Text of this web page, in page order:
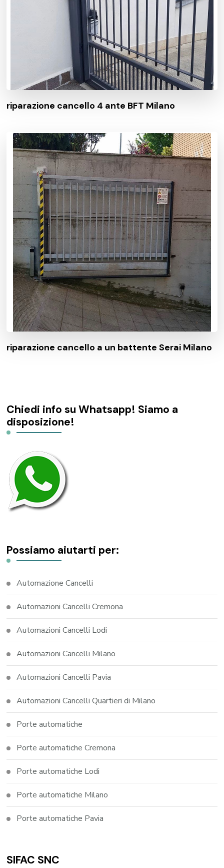
riparazione cancello 4 ante BFT Milano
riparazione cancello a un battente Serai Milano
Chiedi info su Whatsapp! Siamo a
disposizione!
Possiamo aiutarti per:
Automazione Cancelli
Automazioni Cancelli Cremona
Automazioni Cancelli Lodi
Automazioni Cancelli Milano
Automazioni Cancelli Pavia
Automazioni Cancelli Quartieri di Milano
Porte automatiche
Porte automatiche Cremona
Porte automatiche Lodi
Porte automatiche Milano
Porte automatiche Pavia
SIFAC SNC